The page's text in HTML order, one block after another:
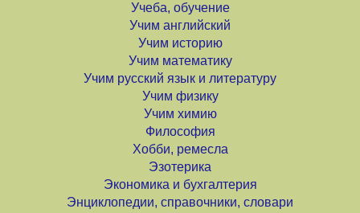
Учеба, обучение
Учим английский
Учим историю
Учим математику
Учим русский язык и литературу
Учим физику
Учим химию
Философия
Хобби, ремесла
Эзотерика
Экономика и бухгалтерия
Энциклопедии, справочники, словари